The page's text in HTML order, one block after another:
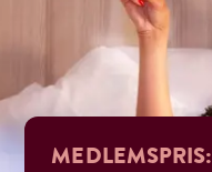
MEDLEMSPRIS: